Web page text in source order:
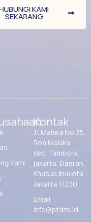
KAMI
SEKARANG
Kami
Kontak
Jl. Malaka No.35,
Roa Malaka,
Kec. Tambora,
jakarta, Daerah
Khusus Ibukota
Jakarta 11230
Email :
info@ptdmi.id